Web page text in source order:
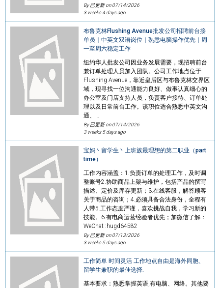
By 已更新 on07/14/2026
3 weeks 4 days ago
布鲁克林Flushing Avenue批发公司招聘前台接
单员｜中英文双语岗位｜熟悉电脑操作优先｜周
一至周六稳定工作
纽约华人批发公司因业务发展需要，现招聘前台
兼订单处理人员加入团队。公司工作地点位于
Flushing Avenue，靠近皇后区与布鲁克林交界区
域，现寻找一位沟通能力良好、做事认真细心的
办公室及门店支持人员，负责客户接待、订单处
理以及日常前台工作。该职位适合熟悉中英文沟
通、…
By 已更新 on07/14/2026
3 weeks 5 days ago
宝妈丶留学生丶上班族最理想的第二职业（part
time）
工作内容涵盖：1.负责订单的处理工作，及时调
整账号2.协助商品上架与维护，包括产品的撰写
描述、定价及库存更新；3.在线客服，解答顾客
关于商品的咨询；4.必须具备合法身份，全程有
人带5.工作态度严谨，喜欢挑战自我，学习新的
技能。6.有电商运营经验者优先；加微信了解：
WeChat :hugd64582
By 已更新 on07/13/2026
3 weeks 5 days ago
工作简单 时间灵活 工作地点自由是海外同胞、
留学生兼职的最佳选择.
基本要求：熟悉掌握英语,有电脑、网络。其他要